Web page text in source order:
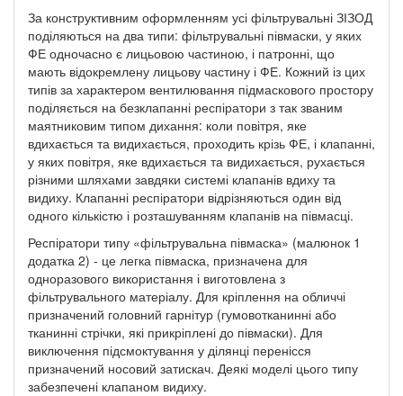
За конструктивним оформленням усі фільтрувальні ЗІЗОД
поділяються на два типи: фільтрувальні півмаски, у яких
ФЕ одночасно є лицьовою частиною, і патронні, що
мають відокремлену лицьову частину і ФЕ. Кожний із цих
типів за характером вентилювання підмаскового простору
поділяється на безклапанні респіратори з так званим
маятниковим типом дихання: коли повітря, яке
вдихається та видихається, проходить крізь ФЕ, і клапанні,
у яких повітря, яке вдихається та видихається, рухається
різними шляхами завдяки системі клапанів вдиху та
видиху. Клапанні респіратори відрізняються один від
одного кількістю і розташуванням клапанів на півмасці.
Респіратори типу «фільтрувальна півмаска» (малюнок 1
додатка 2) - це легка півмаска, призначена для
одноразового використання і виготовлена з
фільтрувального матеріалу. Для кріплення на обличчі
призначений головний гарнітур (гумовотканинні або
тканинні стрічки, які прикріплені до півмаски). Для
виключення підсмоктування у ділянці перенісся
призначений носовий затискач. Деякі моделі цього типу
забезпечені клапаном видиху.